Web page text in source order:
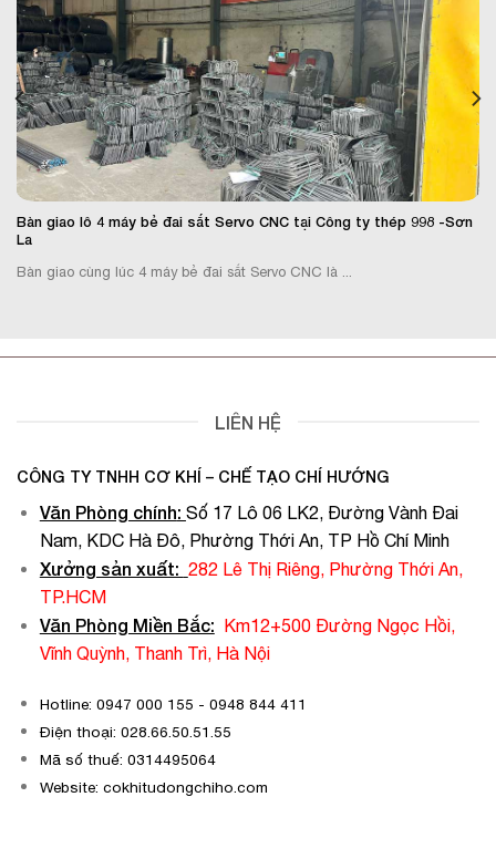
Bàn giao lô 4 máy bẻ đai sắt Servo CNC tại Công ty thép 998 -Sơn
La
Bàn giao cùng lúc 4 máy bẻ đai sắt Servo CNC là ...
LIÊN HỆ
CÔNG TY TNHH CƠ KHÍ – CHẾ TẠO CHÍ HƯỚNG
Văn Phòng chính: Số 17 Lô 06 LK2, Đường Vành Đai
Nam, KDC Hà Đô, Phường Thới An, TP Hồ Chí Minh
Xưởng sản xuất: 282 Lê Thị Riêng, Phường Thới An,
TP.HCM
Văn Phòng Miền Bắc: Km12+500 Đường Ngọc Hồi,
Vĩnh Quỳnh, Thanh Trì, Hà Nội
Hotline: 0947 000 155 - 0948 844 411
Điện thoại: 028.66.50.51.55
Mã số thuế: 0314495064
Website: cokhitudongchiho.com